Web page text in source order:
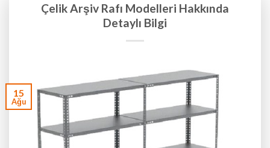
Çelik Arşiv Rafı Modelleri Hakkında
Detaylı Bilgi
15
Ağu